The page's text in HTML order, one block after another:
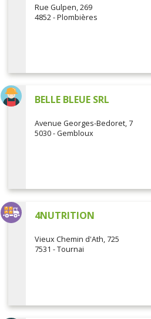
Rue Gulpen, 269
4852 - Plombières
BELLE BLEUE SRL
Avenue Georges-Bedoret, 7
5030 - Gembloux
4NUTRITION
Vieux Chemin d'Ath, 725
7531 - Tournai